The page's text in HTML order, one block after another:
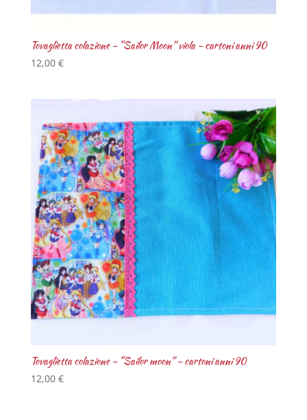
Tovaglietta colazione – “Sailor Moon” viola – cartoni anni 90
12,00 €
Tovaglietta colazione – “Sailor moon” – cartoni anni 90
12,00 €